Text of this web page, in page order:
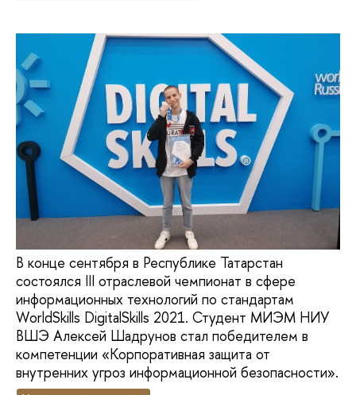
В конце сентября в Республике Татарстан
состоялся III отраслевой чемпионат в сфере
информационных технологий по стандартам
WorldSkills DigitalSkills 2021. Студент МИЭМ НИУ
ВШЭ Алексей Шадрунов стал победителем в
компетенции «Корпоративная защита от
внутренних угроз информационной безопасности».